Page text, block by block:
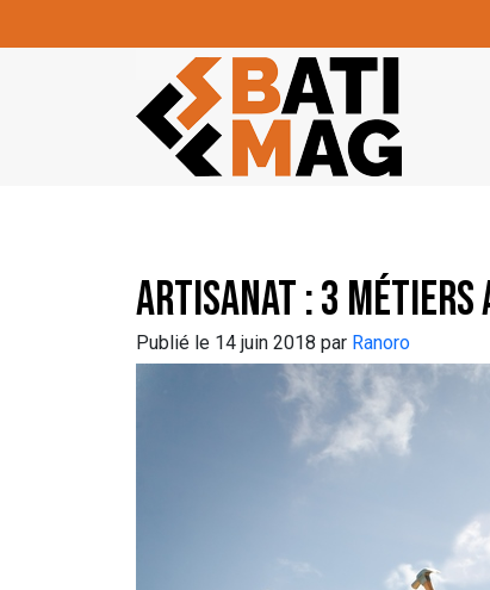
Artisanat : 3
Publié le 14 juin 2018 par Ranoro